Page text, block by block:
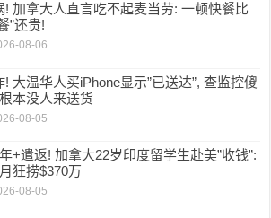
! 加拿大人直言吃不起麦当劳: 一顿快餐比
”还贵!
08-06
! 大温华人买iPhone显示”已送达”, 查监控傻
本没人来送货
08-05
+遣返! 加拿大22岁印度留学生赴美”收钱”:
狂捞$370万
08-05